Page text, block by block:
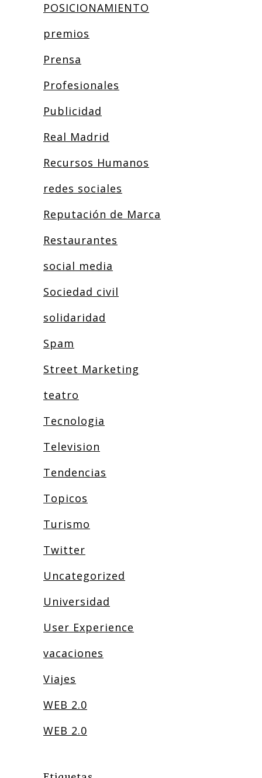
POSICIONAMIENTO
premios
Prensa
Profesionales
Publicidad
Real Madrid
Recursos Humanos
redes sociales
Reputación de Marca
Restaurantes
social media
Sociedad civil
solidaridad
Spam
Street Marketing
teatro
Tecnologia
Television
Tendencias
Topicos
Turismo
Twitter
Uncategorized
Universidad
User Experience
vacaciones
Viajes
WEB 2.0
WEB 2.0